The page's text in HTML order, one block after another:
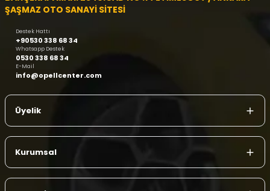
ŞAŞMAZ OTO SANAYİ SİTESİ
Destek Hattı
+90530 338 68 34
Whatsapp Destek
0530 338 68 34
E-Mail
info@opellcenter.com
Üyelik
Kurumsal